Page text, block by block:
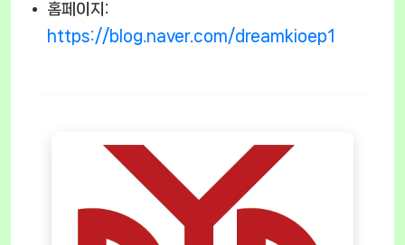
홈페이지:
https://blog.naver.com/dreamkioep1